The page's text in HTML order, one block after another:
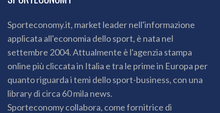
Sporteconomy.it, market leader nell'informazione
applicata all'economia dello sport, è nata nel
settembre 2004. Attualmente è l'agenzia stampa
online più cliccata in Italia e tra le prime in Europa per
quanto riguarda i temi dello sport-business, con una
library di circa 60 mila news.
Sporteconomy collabora, come fornitrice di